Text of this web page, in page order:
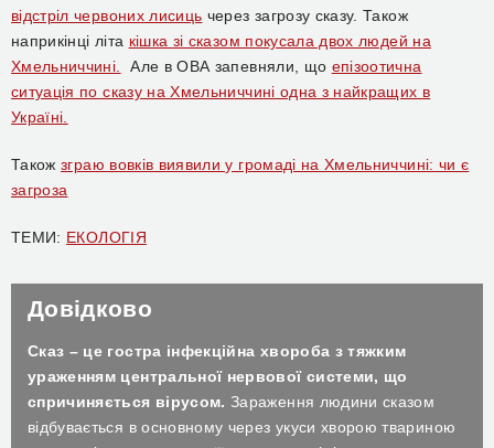
відстріл червоних лисиць через загрозу сказу. Також
наприкінці літа кішка зі сказом покусала двох людей на
Хмельниччині.
Але в ОВА запевняли, що епізоотична
ситуація по сказу на Хмельниччині одна з найкращих в
Україні.
Такожзграю вовків виявили у громаді на Хмельниччині: чи є
загроза
ТЕМИ: ЕКОЛОГІЯ
Довідково
Сказ – це гостра інфекційна хвороба з тяжким
ураженням центральної нервової системи, що
спричиняється вірусом. Зараження людини сказом
відбувається в основному через укуси хворою твариною